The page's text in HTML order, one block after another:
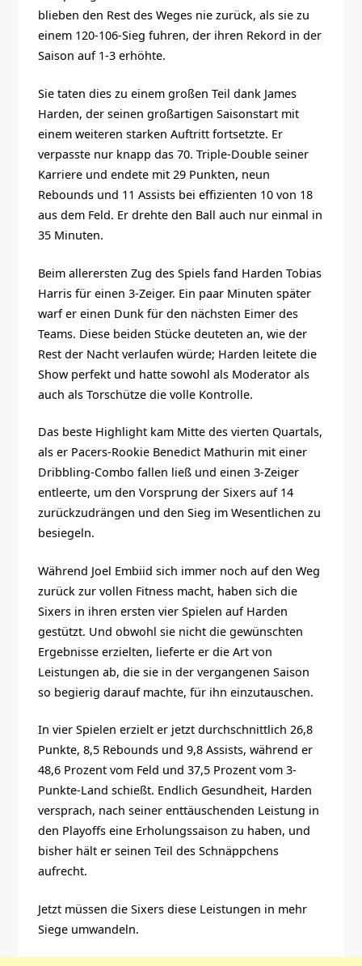
blieben den Rest des Weges nie zurück, als sie zu
einem 120-106-Sieg fuhren, der ihren Rekord in der
Saison auf 1-3 erhöhte.
Sie taten dies zu einem großen Teil dank James
Harden, der seinen großartigen Saisonstart mit
einem weiteren starken Auftritt fortsetzte. Er
verpasste nur knapp das 70. Triple-Double seiner
Karriere und endete mit 29 Punkten, neun
Rebounds und 11 Assists bei effizienten 10 von 18
aus dem Feld. Er drehte den Ball auch nur einmal in
35 Minuten.
Beim allerersten Zug des Spiels fand Harden Tobias
Harris für einen 3-Zeiger. Ein paar Minuten später
warf er einen Dunk für den nächsten Eimer des
Teams. Diese beiden Stücke deuteten an, wie der
Rest der Nacht verlaufen würde; Harden leitete die
Show perfekt und hatte sowohl als Moderator als
auch als Torschütze die volle Kontrolle.
Das beste Highlight kam Mitte des vierten Quartals,
als er Pacers-Rookie Benedict Mathurin mit einer
Dribbling-Combo fallen ließ und einen 3-Zeiger
entleerte, um den Vorsprung der Sixers auf 14
zurückzudrängen und den Sieg im Wesentlichen zu
besiegeln.
Während Joel Embiid sich immer noch auf den Weg
zurück zur vollen Fitness macht, haben sich die
Sixers in ihren ersten vier Spielen auf Harden
gestützt. Und obwohl sie nicht die gewünschten
Ergebnisse erzielten, lieferte er die Art von
Leistungen ab, die sie in der vergangenen Saison
so begierig darauf machte, für ihn einzutauschen.
In vier Spielen erzielt er jetzt durchschnittlich 26,8
Punkte, 8,5 Rebounds und 9,8 Assists, während er
48,6 Prozent vom Feld und 37,5 Prozent vom 3-
Punkte-Land schießt. Endlich Gesundheit, Harden
versprach, nach seiner enttäuschenden Leistung in
den Playoffs eine Erholungssaison zu haben, und
bisher hält er seinen Teil des Schnäppchens
aufrecht.
Jetzt müssen die Sixers diese Leistungen in mehr
Siege umwandeln.